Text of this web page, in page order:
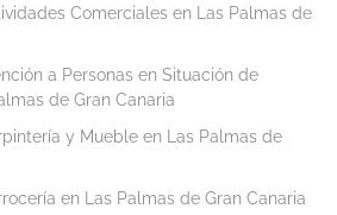
Comerciales en Las Palmas de
a Personas en Situación de
de Gran Canaria
y Mueble en Las Palmas de
en Las Palmas de Gran Canaria